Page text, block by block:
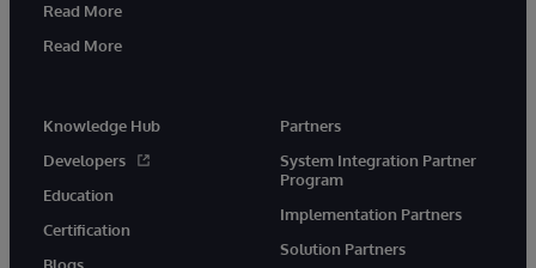
Read More
Read More
Knowledge Hub
Developers
Education
Certification
Partners
System Integration Partner
Program
Implementation Partners
Solution Partners